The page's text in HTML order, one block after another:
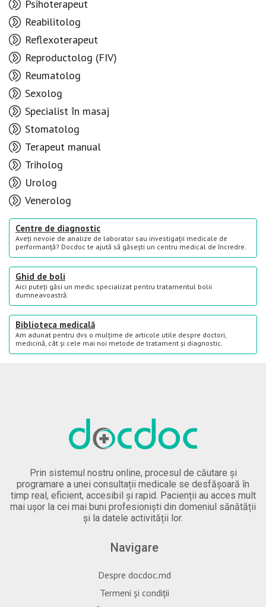
Psihoterapeut
Reabilitolog
Reflexoterapeut
Reproductolog (FIV)
Reumatolog
Sexolog
Specialist în masaj
Stomatolog
Terapeut manual
Triholog
Urolog
Venerolog
Centre de diagnostic
Aveți nevoie de analize de laborator sau investigații medicale de
performanță? Docdoc te ajută să găsești un centru medical de încredre.
Ghid de boli
Aici puteți găsi un medic specializat pentru tratamentul bolii
dumneavoastră.
Biblioteca medicală
Am adunat pentru dvs o mulțime de articole utile despre doctori,
medicină, cât și cele mai noi metode de tratament și diagnostic.
Prin sistemul nostru online, procesul de căutare și
programare a unei consultații medicale se desfășoară în
timp real, eficient, accesibil și rapid. Pacienții au acces mult
mai ușor la cei mai buni profesioniști din domeniul sănătății
și la datele activității lor.
Navigare
Despre docdoc.md
Termeni și condiții